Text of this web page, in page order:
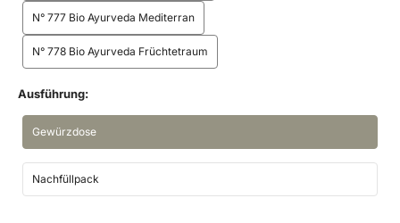
N° 777 Bio Ayurveda Mediterran
N° 778 Bio Ayurveda Früchtetraum
Ausführung:
Gewürzdose
Nachfüllpack